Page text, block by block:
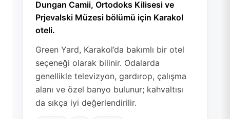
Dungan Camii, Ortodoks Kilisesi ve
Prjevalski Müzesi bölümü için Karakol
oteli.
Green Yard, Karakol’da bakımlı bir otel
seçeneği olarak bilinir. Odalarda
genellikle televizyon, gardırop, çalışma
alanı ve özel banyo bulunur; kahvaltısı
da sıkça iyi değerlendirilir.